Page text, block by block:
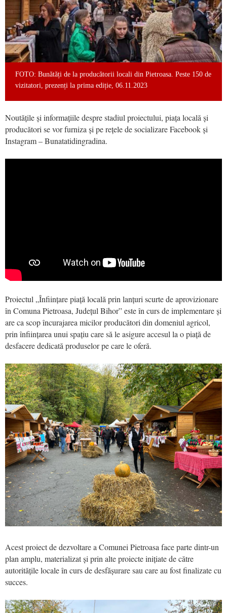
FOTO: Bunătăți de la producătorii locali din Pietroasa. Peste 150 de
vizitatori, prezenți la prima ediție, 06.11.2023
Noutățile și informațiile despre stadiul proiectului, piața locală și
producători se vor furniza și pe rețele de socializare Facebook și
Instagram – Bunatatidingradina.
Proiectul „Înființare piață locală prin lanțuri scurte de aprovizionare
în Comuna Pietroasa, Județul Bihor” este în curs de implementare și
are ca scop încurajarea micilor producători din domeniul agricol,
prin înființarea unui spațiu care să le asigure accesul la o piață de
desfacere dedicată produselor pe care le oferă.
Acest proiect de dezvoltare a Comunei Pietroasa face parte dintr-un
plan amplu, materializat și prin alte proiecte inițiate de către
autoritățile locale în curs de desfășurare sau care au fost finalizate cu
succes.